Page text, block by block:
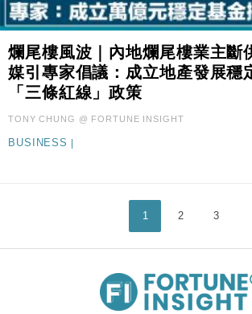
爛尾樓風波｜內地爛尾樓業主斷
媒引專家倡議：成立地產發展穩
「三條紅線」政策
TONY CHUNG @ FORTUNE INSIGHT
BUSINESS
1 2 3